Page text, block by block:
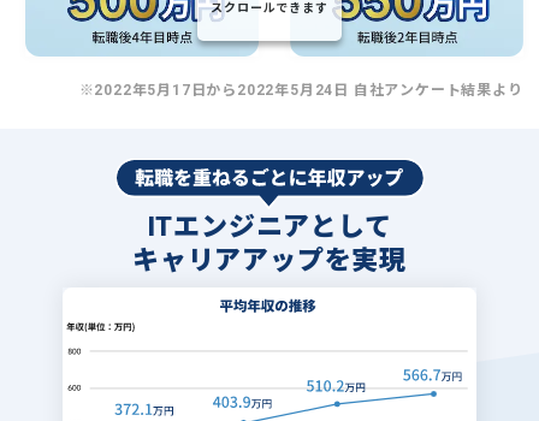
スクロールできます
※2022年5月17日から2022年5月24日 自社アンケート結果より
ITエンジニアとして
キャリアアップを実現